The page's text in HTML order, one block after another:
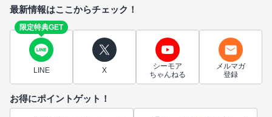
最新情報はここからチェック！
限定特典GET
LINE X
シーモア
ちゃんねる
メルマガ
登録
お得にポイントゲット！